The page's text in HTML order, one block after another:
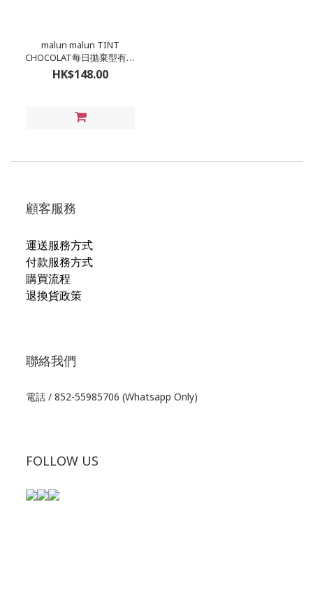
malun malun TINT
CHOCOLAT每日拋棄型有色
彩妝隱形眼鏡 (1盒10片)
HK$148.00
顧客服務
運送服務方式
付款服務方式
購買流程
退換貨政策
聯絡我們
電話 / 852-55985706 (Whatsapp Only)
FOLLOW US